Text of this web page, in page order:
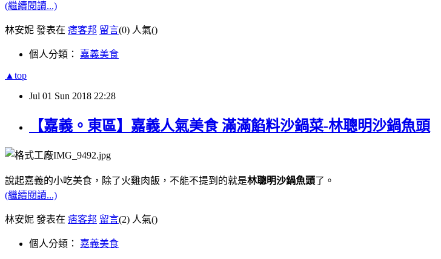
(繼續閱讀...)
林安妮 發表在 痞客邦 留言(0) 人氣()
個人分類： 嘉義美食
▲top
Jul 01 Sun 2018 22:28
【嘉義。東區】嘉義人氣美食 滿滿餡料沙鍋菜-林聰明沙鍋魚頭
說起嘉義的小吃美食，除了火雞肉飯，不能不提到的就是林聰明沙鍋魚頭了。
(繼續閱讀...)
林安妮 發表在 痞客邦 留言(2) 人氣()
個人分類： 嘉義美食